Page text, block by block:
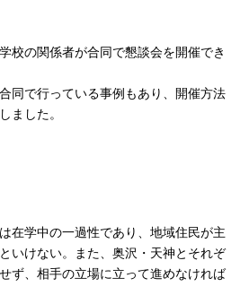
校の関係者が合同で懇談会を開催でき
同で行っている事例もあり、開催方法
ました。
在学中の一過性であり、地域住民が主
いけない。また、奥沢・天神とそれぞ
ず、相手の立場に立って進めなければ